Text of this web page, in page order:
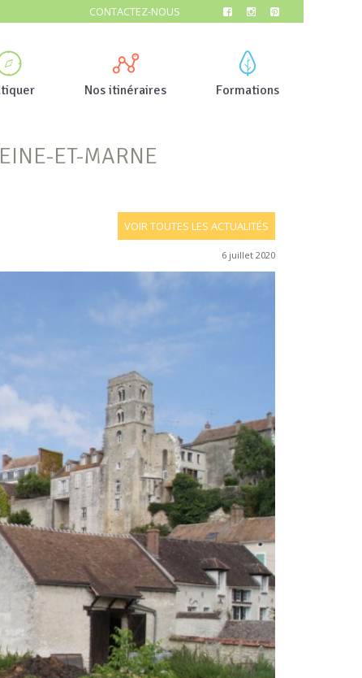
CONTACTEZ-NOUS
Nos itinéraires Formations
ET-MARNE
VOIR TOUTES LES ACTUALITÉS
6 juillet 2020